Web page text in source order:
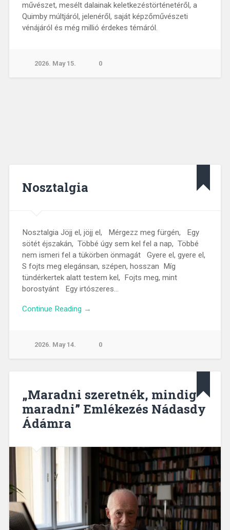
művészet, mesélt dalainak keletkezéstörténetéről, a
Quimby múltjáról, jelenéről, saját képzőművészeti
vénájáról és még millió érdekes témáról.
2026. May 15. 0
Nosztalgia
Nosztalgia Jöjj el, jöjj el, Mérgezz meg fürgén, Egy
sötét éjszakán, Többé úgy sem kel fel a nap, Többé
nem ismeri fel a tükörben önmagát Gyere el, gyere el,
S fojts meg elegánsan, szépen, hosszan Míg
tündérkertek alatt testem kel, Fojts meg, mint
borostyánt Egy irtószeres…
Continue Reading →
2026. May 14. 0
„Maradni szeretnék, mindig
maradni” Emlékezés Nádasdy
Ádámra